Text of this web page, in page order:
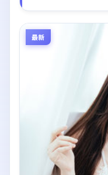
最新